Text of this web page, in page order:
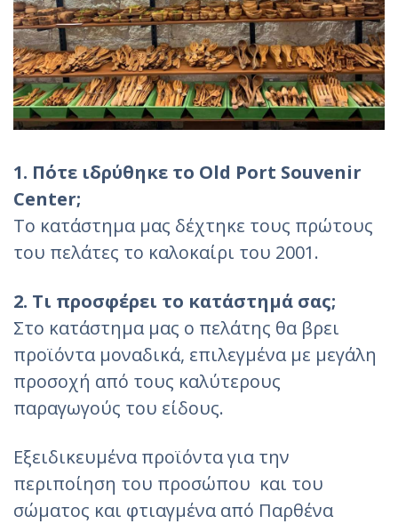
1. Πότε ιδρύθηκε το Old Port Souvenir
Center;
Το κατάστημα μας δέχτηκε τους πρώτους
του πελάτες το καλοκαίρι του 2001.
2. Τι προσφέρει το κατάστημά σας;
Στο κατάστημα μας ο πελάτης θα βρει
προϊόντα μοναδικά, επιλεγμένα με μεγάλη
προσοχή από τους καλύτερους
παραγωγούς του είδους.
Εξειδικευμένα προϊόντα για την
περιποίηση του προσώπου και του
σώματος και φτιαγμένα από Παρθένα